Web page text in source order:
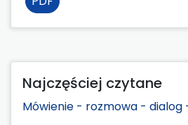
Najczęściej czytane
Mówienie - rozmowa - dialog